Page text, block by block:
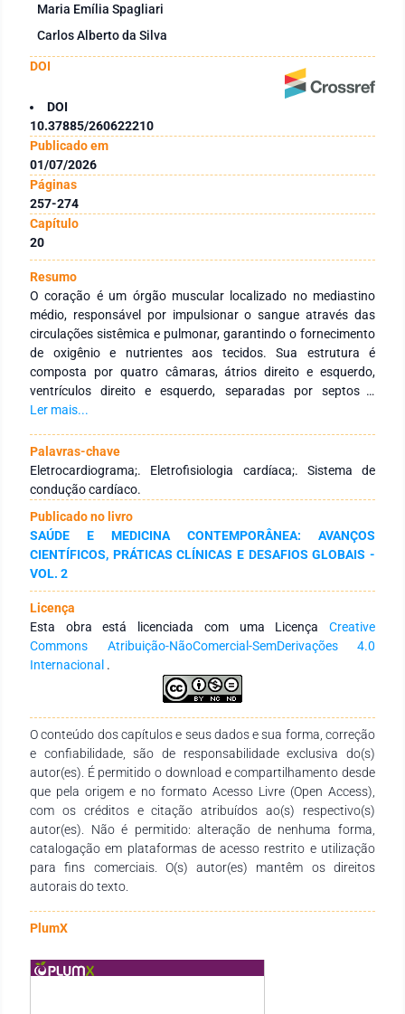
Maria Emília Spagliari
Carlos Alberto da Silva
DOI
DOI
10.37885/260622210
Publicado em
01/07/2026
Páginas
257-274
Capítulo
20
Resumo
O coração é um órgão muscular localizado no mediastino
médio, responsável por impulsionar o sangue através das
circulações sistêmica e pulmonar, garantindo o fornecimento
de oxigênio e nutrientes aos tecidos. Sua estrutura é
composta por quatro câmaras, átrios direito e esquerdo,
ventrículos direito e esquerdo, separadas por septos e
conectadas por válvulas que asseguram o fluxo sanguíneo
integração entre mecanismos mecânicos e elétricos,
coordenados pelo sistema de condução cardíaco, formado
pelo nó sinoatrial, nó atrioventricular, feixe de His, ramos
ventriculares e fibras de Purkinje. O nó sinoatrial atua como
marcapasso fisiológico, gerando impulsos elétricos
espontâneos que desencadeiam a contração sincronizada do
miocárdio. Esses impulsos resultam de movimentos iônicos
através da membrana celular, especialmente de sódio,
potássio e cálcio, responsáveis pela geração dos potenciais
de ação cardíacos. A atividade elétrica produzida pelo
coração pode ser registrada pelo eletrocardiograma (ECG),
exame não invasivo amplamente utilizado na prática clínica.
O traçado eletrocardiográfico é composto pelas ondas P,
complexo QRS e onda T, que representam, respectivamente, a
repolarização ventricular. O conhecimento da anatomia,
fisiologia e eletrofisiologia cardíacas é essencial para a
interpretação do ECG e para o diagnóstico de doenças
cardiovasculares.
Ler mais...
Palavras-chave
Eletrocardiograma;. Eletrofisiologia cardíaca;. Sistema de
condução cardíaco.
Publicado no livro
SAÚDE E MEDICINA CONTEMPORÂNEA: AVANÇOS
CIENTÍFICOS, PRÁTICAS CLÍNICAS E DESAFIOS GLOBAIS -
VOL. 2
Licença
Esta obra está licenciada com uma Licença Creative
Commons Atribuição-NãoComercial-SemDerivações 4.0
Internacional .
O conteúdo dos capítulos e seus dados e sua forma, correção
e confiabilidade, são de responsabilidade exclusiva do(s)
autor(es). É permitido o download e compartilhamento desde
que pela origem e no formato Acesso Livre (Open Access),
com os créditos e citação atribuídos ao(s) respectivo(s)
autor(es). Não é permitido: alteração de nenhuma forma,
catalogação em plataformas de acesso restrito e utilização
para fins comerciais. O(s) autor(es) mantêm os direitos
autorais do texto.
PlumX